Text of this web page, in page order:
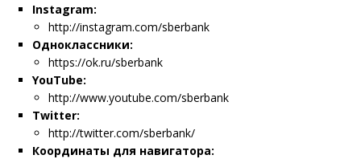
Instagram:
http://instagram.com/sberbank
Одноклассники:
https://ok.ru/sberbank
YouTube:
http://www.youtube.com/sberbank
Twitter:
http://twitter.com/sberbank/
Координаты для навигатора: